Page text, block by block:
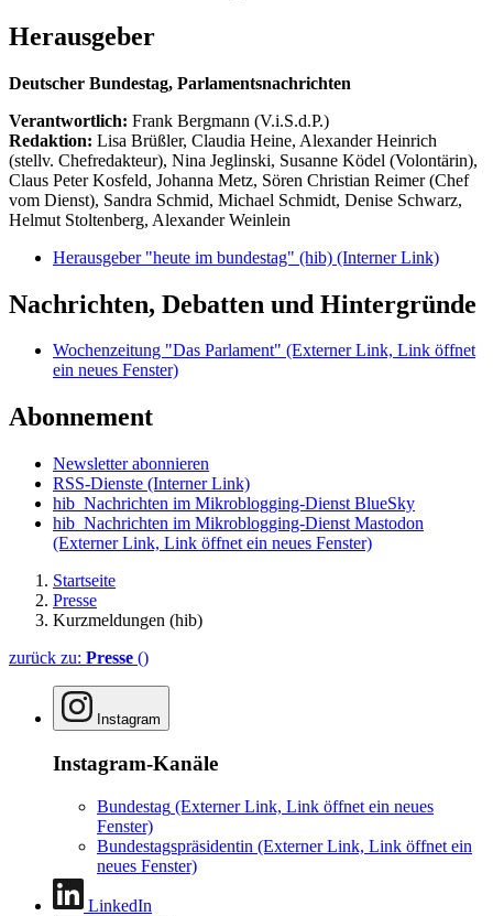
Herausgeber
Deutscher Bundestag, Parlamentsnachrichten
Verantwortlich: Frank Bergmann (V.i.S.d.P.)
Redaktion: Lisa Brüßler, Claudia Heine, Alexander Heinrich
(stellv. Chefredakteur), Nina Jeglinski, Susanne Ködel (Volontärin),
Claus Peter Kosfeld, Johanna Metz, Sören Christian Reimer (Chef
vom Dienst), Sandra Schmid, Michael Schmidt, Denise Schwarz,
Helmut Stoltenberg, Alexander Weinlein
Herausgeber "heute im bundestag" (hib) (Interner Link)
Nachrichten, Debatten und Hintergründe
Wochenzeitung "Das Parlament" (Externer Link, Link öffnet
ein neues Fenster)
Abonnement
Newsletter abonnieren
RSS-Dienste (Interner Link)
hib_Nachrichten im Mikroblogging-Dienst BlueSky
hib_Nachrichten im Mikroblogging-Dienst Mastodon
(Externer Link, Link öffnet ein neues Fenster)
Startseite
Presse
Kurzmeldungen (hib)
zurück zu: Presse ()
Instagram
Instagram-Kanäle
Bundestag (Externer Link, Link öffnet ein neues
Fenster)
Bundestagspräsidentin (Externer Link, Link öffnet ein
neues Fenster)
LinkedIn